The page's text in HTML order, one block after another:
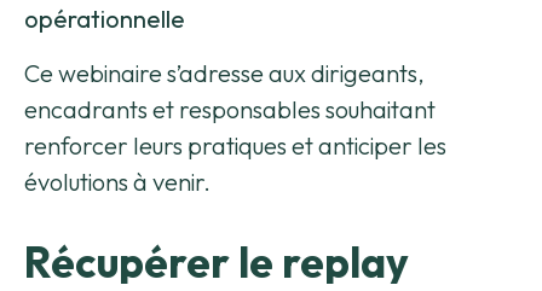
opérationnelle
Ce webinaire s’adresse aux dirigeants,
encadrants et responsables souhaitant
renforcer leurs pratiques et anticiper les
évolutions à venir.
Récupérer le replay